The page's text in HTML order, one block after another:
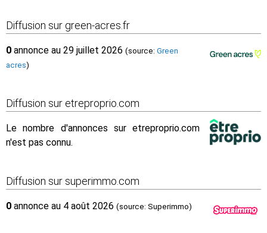
Diffusion sur green-acres.fr
0 annonce au 29 juillet 2026 (source: Green
acres)
Diffusion sur etreproprio.com
Le nombre d'annonces sur etreproprio.com
n'est pas connu.
Diffusion sur superimmo.com
0 annonce au 4 août 2026 (source: Superimmo)